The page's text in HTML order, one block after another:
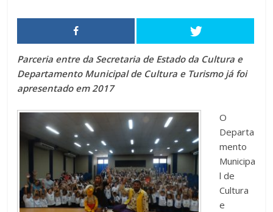
Parceria entre da Secretaria de Estado da Cultura e
Departamento Municipal de Cultura e Turismo já foi
apresentado em 2017
O
Departa
mento
Municipa
l de
Cultura
e